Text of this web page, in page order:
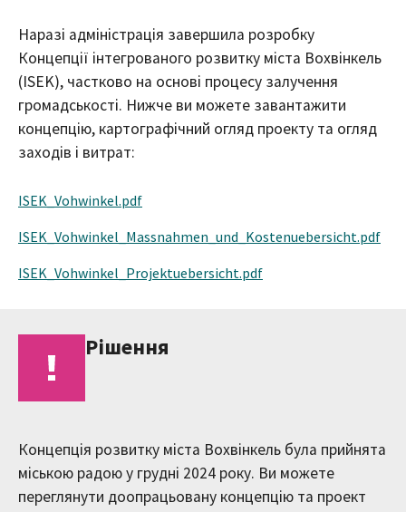
Наразі адміністрація завершила розробку
Концепції інтегрованого розвитку міста Вохвінкель
(ISEK), частково на основі процесу залучення
громадськості. Нижче ви можете завантажити
концепцію, картографічний огляд проекту та огляд
заходів і витрат:
ISEK_Vohwinkel.pdf
ISEK_Vohwinkel_Massnahmen_und_Kostenuebersicht.pdf
ISEK_Vohwinkel_Projektuebersicht.pdf
Рішення
Концепція розвитку міста Вохвінкель була прийнята
міською радою у грудні 2024 року. Ви можете
переглянути доопрацьовану концепцію та проект